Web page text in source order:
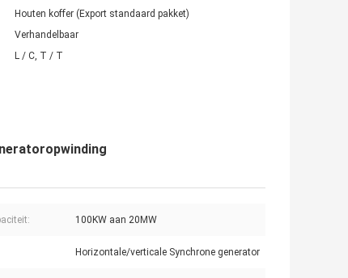
Houten koffer (Export standaard pakket)
Verhandelbaar
L / C, T / T
100KW aan 20MW
Horizontale/verticale Synchrone generator